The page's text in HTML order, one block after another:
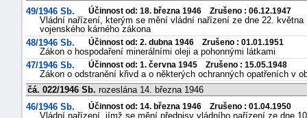
49/1946 Sb.
Účinnost od: 18. března 1946 Zrušeno : 06.12.1947
Vládní nařízení, kterým se mění vládní nařízení ze dne 22.
vojenského kárného zákona
48/1946 Sb.
Účinnost od: 2. dubna 1946 Zrušeno : 01.01.1951
Zákon o hospodaření minerálními oleji a pohonnými látkami
47/1946 Sb.
Účinnost od: 1. června 1945 Zrušeno : 15.05.1948
Zákon o odstranění křivd a o některých ochranných opatřeních v
čá. 022/1946 Sb. rozeslána 14. března 1946
46/1946 Sb.
Účinnost od: 14. března 1946 Zrušeno : 01.04.1950
Vládní nařízení, jímž se mění předpisy vládního nařízení ze dne